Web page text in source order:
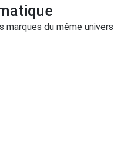
marques du même univers